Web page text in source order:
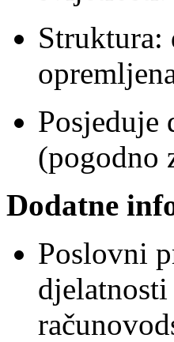
Struktura:
Posjeduje
(pogodno
Dodatne
Poslovni